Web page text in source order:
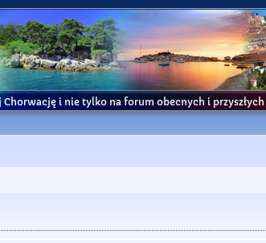
i nie tylko na forum obecnych i